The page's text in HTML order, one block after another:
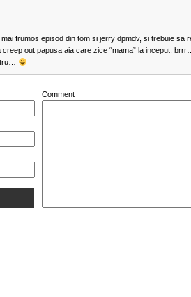
frumos episod din tom si jerry dpmdv, si trebuie sa
creep out papusa aia care zice “mama” la inceput.
Comment